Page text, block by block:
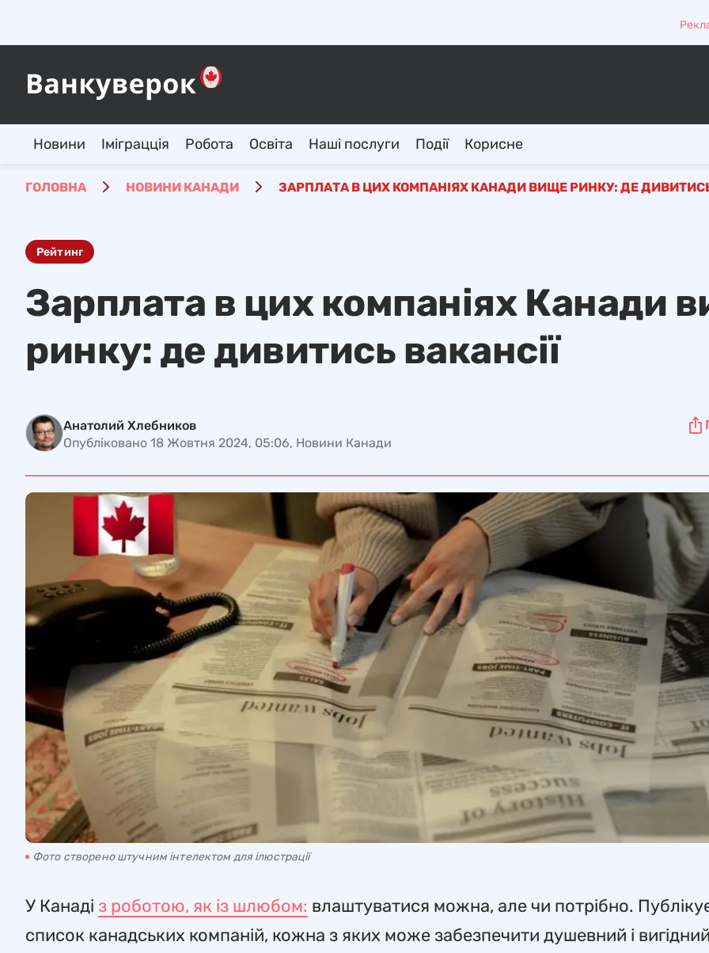
Новини Іміграцція Робота Освіта Наші послуги Події Корисне
ГОЛОВНА НОВИНИ КАНАДИ ЗАРПЛАТА В ЦИХ КОМПАНІЯХ КАНАДИ ВИЩЕ РИНКУ: ДЕ
Рейтинг
Зарплата в цих компаніях Канади
ринку: де дивитись вакансії
Анатолий Хлебников
Опубліковано 18 Жовтня 2024, 05:06, Новини Канади
Фото створено штучним інтелектом для ілюстрації
У Канаді з роботою, як із шлюбом: влаштуватися можна, але чи потрібно.
список канадських компаній, кожна з яких може забезпечити душевний і вигідний